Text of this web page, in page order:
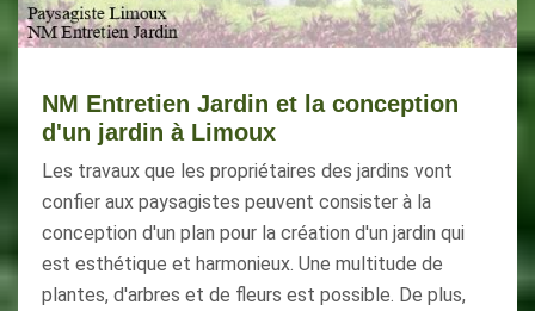
NM Entretien Jardin et la conception
d'un jardin à Limoux
Les travaux que les propriétaires des jardins vont
confier aux paysagistes peuvent consister à la
conception d'un plan pour la création d'un jardin qui
est esthétique et harmonieux. Une multitude de
plantes, d'arbres et de fleurs est possible. De plus,